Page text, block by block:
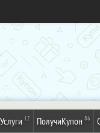
Услуги 12 ПолучиКупон 86